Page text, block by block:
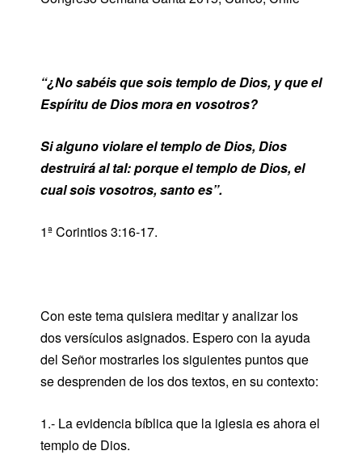
“¿No sabéis que sois templo de Dios, y que el
Espíritu de Dios mora en vosotros?
Si alguno violare el templo de Dios, Dios
destruirá al tal: porque el templo de Dios, el
cual sois vosotros, santo es”.
1ª Corintios 3:16-17.
Con este tema quisiera meditar y analizar los
dos versículos asignados. Espero con la ayuda
del Señor mostrarles los siguientes puntos que
se desprenden de los dos textos, en su contexto:
1.- La evidencia bíblica que la iglesia es ahora el
templo de Dios.